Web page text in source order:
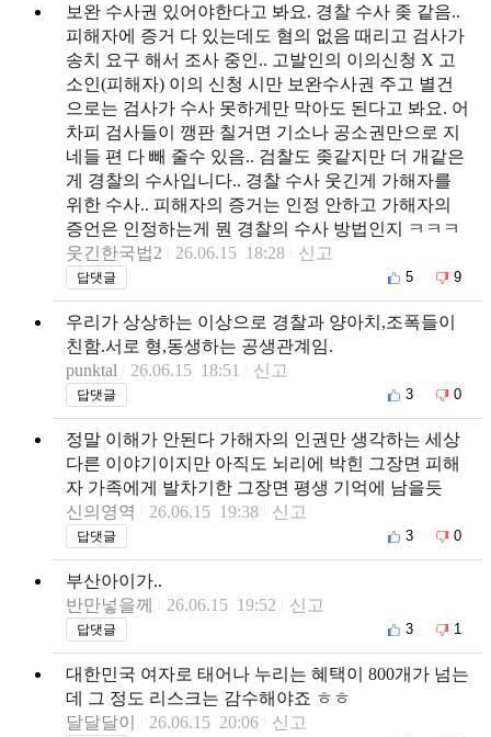
보완 수사권 있어야한다고 봐요. 경찰 수사 좆 같음..
피해자에 증거 다 있는데도 혐의 없음 때리고 검사가
송치 요구 해서 조사 중인.. 고발인의 이의신청 X 고
소인(피해자) 이의 신청 시만 보완수사권 주고 별건
으로는 검사가 수사 못하게만 막아도 된다고 봐요. 어
차피 검사들이 깽판 칠거면 기소나 공소권만으로 지
네들 편 다 빼 줄수 있음.. 검찰도 좆같지만 더 개같은
게 경찰의 수사입니다.. 경찰 수사 웃긴게 가해자를
위한 수사.. 피해자의 증거는 인정 안하고 가해자의
증언은 인정하는게 뭔 경찰의 수사 방법인지 ㅋㅋㅋ
웃긴한국법2
26.06.15 18:28 신고
답댓글 5 9
우리가 상상하는 이상으로 경찰과 양아치,조폭들이
친함.서로 형,동생하는 공생관계임.
punktal
26.06.15 18:51 신고
답댓글 3 0
정말 이해가 안된다 가해자의 인권만 생각하는 세상
다른 이야기이지만 아직도 뇌리에 박힌 그장면 피해
자 가족에게 발차기한 그장면 평생 기억에 남을듯
신의영역
26.06.15 19:38 신고
답댓글 3 0
부산아이가..
반만넣을께
26.06.15 19:52 신고
답댓글 3 1
대한민국 여자로 태어나 누리는 혜택이 800개가 넘는
데 그 정도 리스크는 감수해야죠 ㅎㅎ
달달달이
26.06.15 20:06 신고